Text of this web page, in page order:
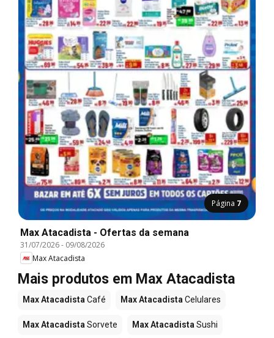
Página 7
Max Atacadista - Ofertas da semana
31/07/2026- 09/08/2026
Max Atacadista
Mais produtos em Max Atacadista
Max AtacadistaCafé Max AtacadistaCelulares
Max AtacadistaSorvete Max AtacadistaSushi